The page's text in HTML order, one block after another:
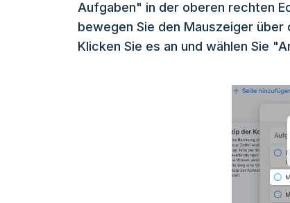
Aufgaben" in der oberen rechten
bewegen Sie den Mauszeiger
Klicken Sie es an und wählen Sie